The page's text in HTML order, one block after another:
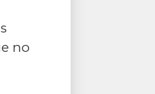
no